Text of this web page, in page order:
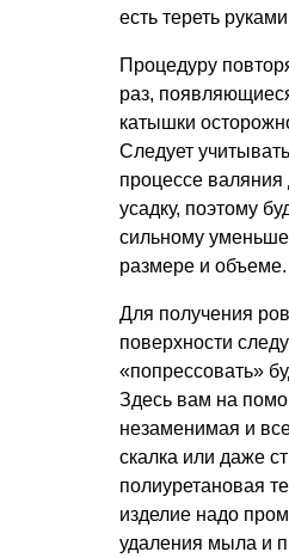
есть тереть
Процедуру
раз,
катышки
Следует
процессе валяния
усадку, поэтому
сильному
размере и объеме.
Для получения
поверхности
«попрессовать»
Здесь вам на
незаменимая и
скалка или даже
полиуретановая
изделие надо
удаления мыла и